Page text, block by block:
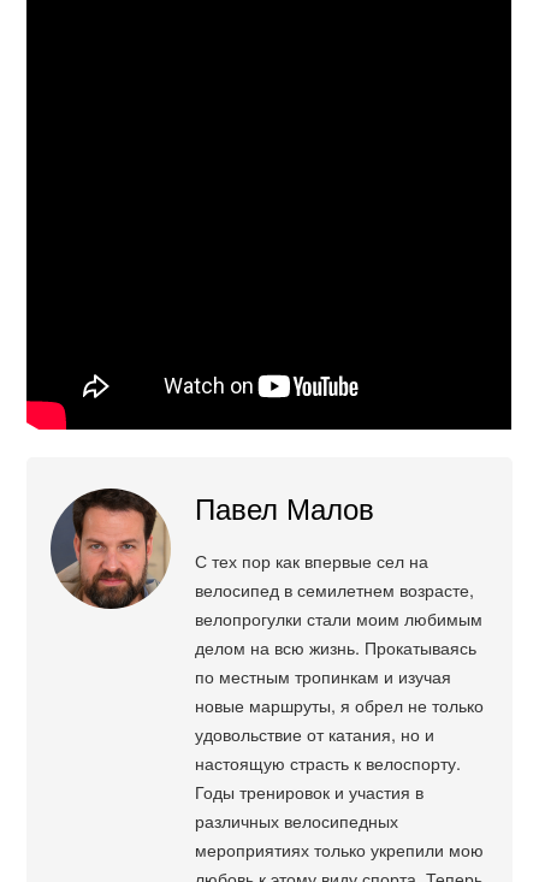
Павел Малов
С тех пор как впервые сел на
велосипед в семилетнем возрасте,
велопрогулки стали моим любимым
делом на всю жизнь. Прокатываясь
по местным тропинкам и изучая
новые маршруты, я обрел не только
удовольствие от катания, но и
настоящую страсть к велоспорту.
Годы тренировок и участия в
различных велосипедных
мероприятиях только укрепили мою